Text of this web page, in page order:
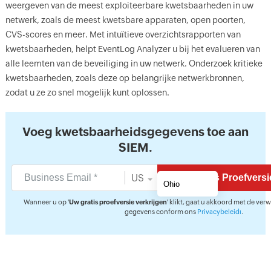
weergeven van de meest exploiteerbare kwetsbaarheden in uw
netwerk, zoals de meest kwetsbare apparaten, open poorten,
CVS-scores en meer. Met intuïtieve overzichtsrapporten van
kwetsbaarheden, helpt EventLog Analyzer u bij het evalueren van
alle leemten van de beveiliging in uw netwerk. Onderzoek kritieke
kwetsbaarheden, zoals deze op belangrijke netwerkbronnen,
zodat u ze zo snel mogelijk kunt oplossen.
Voeg kwetsbaarheidsgegevens toe aan
SIEM.
US
Wanneer u op 'Uw gratis proefversie verkrijgen' klikt, gaat u akkoord met de
gegevens conform ons Privacybeleidı